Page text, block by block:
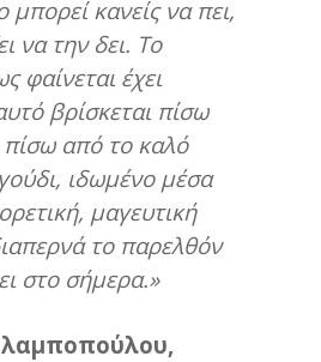
μπορεί κανείς να πει,
να την δει. Το
φαίνεται έχει
βρίσκεται πίσω
πίσω από το καλό
ιδωμένο μέσα
μαγευτική
το παρελθόν
στο σήμερα.»